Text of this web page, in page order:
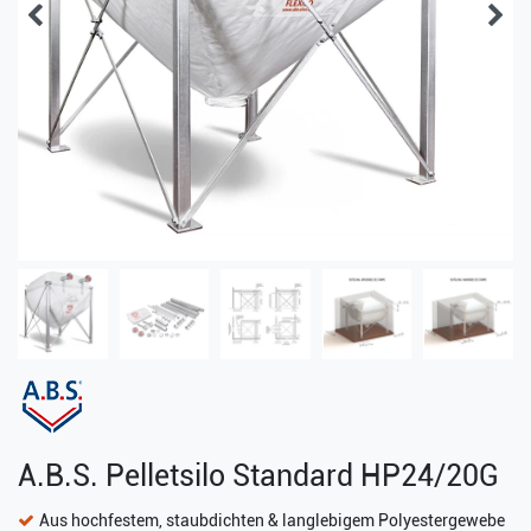
A.B.S. Pelletsilo Standard HP24/20G
Aus hochfestem, staubdichten & langlebigem Polyestergewebe